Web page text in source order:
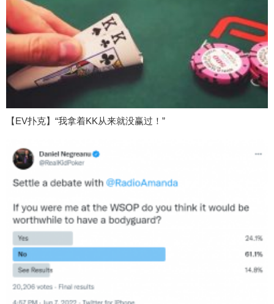
【EV扑克】“我拿着KK从来就没赢过！”